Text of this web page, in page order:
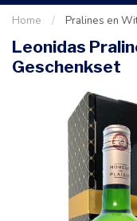
Home / Pralines en
Leonidas
Geschenkset